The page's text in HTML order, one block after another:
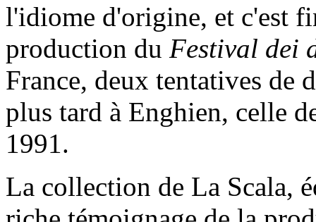
l'idiome d'origine, et c'est
production du Festival dei
France, deux tentatives de
plus tard à Enghien, celle
1991.
La collection de La Scala,